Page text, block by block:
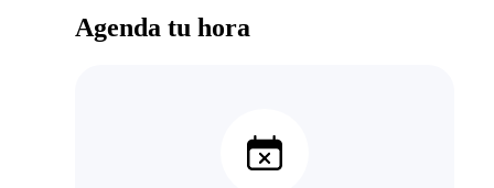
Agenda tu hora